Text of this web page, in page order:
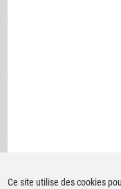
Ce site utilise des cookies